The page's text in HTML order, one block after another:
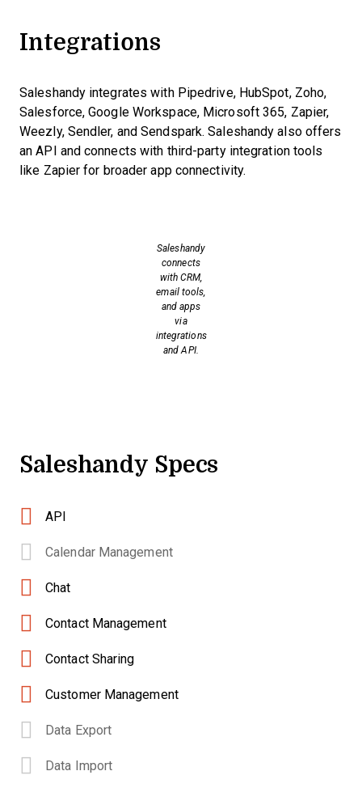
Integrations
Saleshandy integrates with Pipedrive, HubSpot, Zoho,
Salesforce, Google Workspace, Microsoft 365, Zapier,
Weezly, Sendler, and Sendspark. Saleshandy also offers
an API and connects with third-party integration tools
like Zapier for broader app connectivity.
Saleshandy
connects
with CRM,
email tools,
and apps
via
integrations
and API.
Saleshandy Specs
API
Calendar Management
Chat
Contact Management
Contact Sharing
Customer Management
Data Export
Data Import